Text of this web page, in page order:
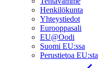
Henkilökunta
Yhteystiedot
Eurooppasali
EU@Oodi
Suomi EU:ssa
Perustietoa EU:sta